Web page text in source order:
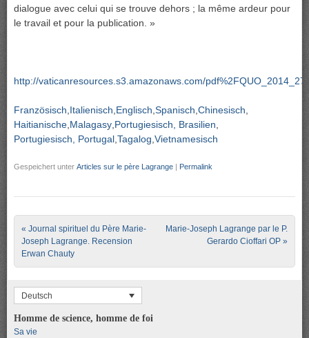
dialogue avec celui qui se trouve dehors ; la même ardeur pour
le travail et pour la publication. »
http://vaticanresources.s3.amazonaws.com/
Französisch Italienisch Englisch Spanisch Chinesisch
Haitianische Malagasy Portugiesisch, Brasilien
Portugiesisch, Portugal Tagalog Vietnamesisch
Gespeichert unter Articles sur le père Lagrange | Permalink
Post navigation
« Journal spirituel du Père Marie-
Joseph Lagrange. Recension
Erwan Chauty
Marie-Joseph Lagrange par le P.
Gerardo Cioffari OP »
Deutsch
Homme de science, homme de foi
Sa vie